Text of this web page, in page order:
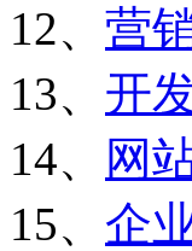
12、 营
13、 开
14、
网
15、 企